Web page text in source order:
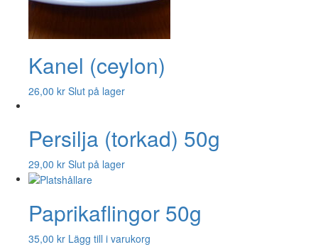
Kanel (ceylon)
26,00 kr Slut på lager
Persilja (torkad) 50g
29,00 kr Slut på lager
Paprikaflingor 50g
35,00 kr Lägg till i varukorg